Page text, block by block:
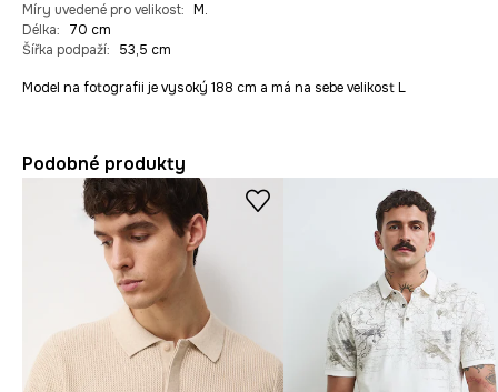
Míry uvedené pro velikost: M.
Délka:
70 cm
Šířka podpaží: 53,5 cm
Model na fotografii je vysoký 188 cm a má na sebe velikost L
Podobné produkty